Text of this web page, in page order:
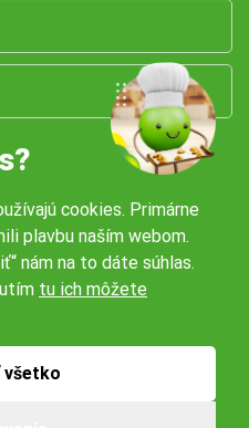
cookies. Primárne
plavbu naším webom.
nám na to dáte súhlas.
tu ich môžete
všetko